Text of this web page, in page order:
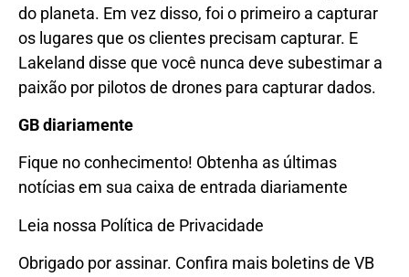
do planeta. Em vez disso, foi o primeiro a capturar
os lugares que os clientes precisam capturar. E
Lakeland disse que você nunca deve subestimar a
paixão por pilotos de drones para capturar dados.
GB diariamente
Fique no conhecimento! Obtenha as últimas
notícias em sua caixa de entrada diariamente
Leia nossa Política de Privacidade
Obrigado por assinar. Confira mais boletins de VB